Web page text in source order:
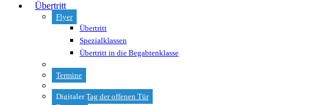
Übertritt
Flyer
Übertritt
Spezialklassen
Übertritt in die Begabtenklasse
Termine
Digitaler Tag der offenen Tür